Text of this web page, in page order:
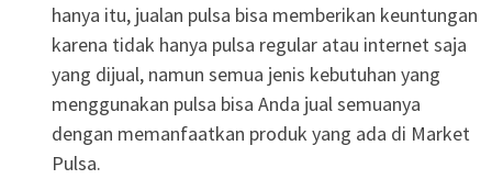
hanya itu, jualan pulsa bisa memberikan keuntungan
karena tidak hanya pulsa regular atau internet saja
yang dijual, namun semua jenis kebutuhan yang
menggunakan pulsa bisa Anda jual semuanya
dengan memanfaatkan produk yang ada di Market
Pulsa.